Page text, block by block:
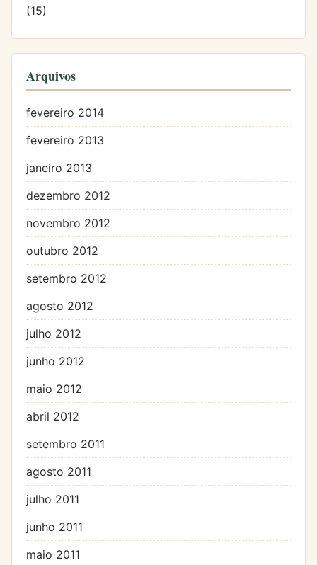
(15)
Arquivos
fevereiro 2014
fevereiro 2013
janeiro 2013
dezembro 2012
novembro 2012
outubro 2012
setembro 2012
agosto 2012
julho 2012
junho 2012
maio 2012
abril 2012
setembro 2011
agosto 2011
julho 2011
junho 2011
maio 2011